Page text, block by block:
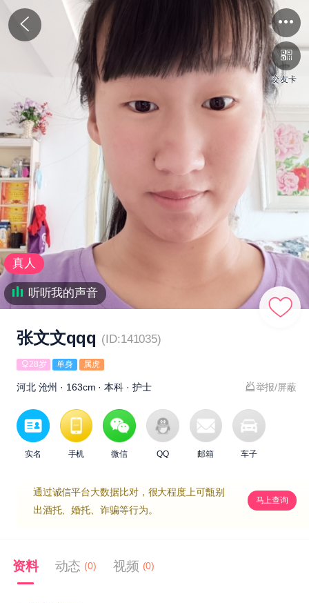
交友卡
真人
听听我的声音
张文文qqq (ID:141035)
28岁 单身 属虎
河北 沧州 · 163cm · 本科 · 护士 举报/屏蔽
实名 手机 微信 QQ 邮箱 车子
通过诚信平台大数据比对，很大程度上可甑别
出酒托、婚托、诈骗等行为。
马上查询
资料 动态 (0) 视频 (0)